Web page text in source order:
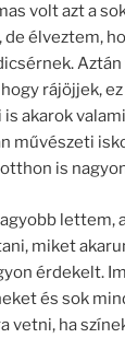
volt azt a
de élveztem,
Aztán
rájöjjek,
is akarok
művészeti
is
lettem,
miket
érdekelt.
és sok
vetni, ha